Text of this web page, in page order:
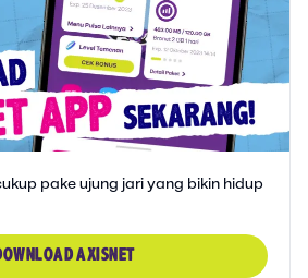
pake ujung jari yang bikin hidup
AXISNET